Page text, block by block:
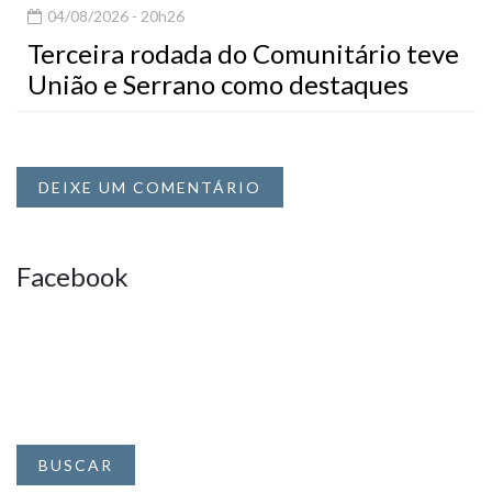
04/08/2026 - 20h26
Terceira rodada do Comunitário teve
União e Serrano como destaques
DEIXE UM COMENTÁRIO
Facebook
BUSCAR